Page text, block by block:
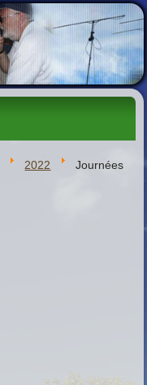
2022
Journées